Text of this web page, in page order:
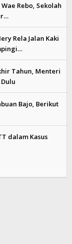
Rebo, Sekolah
Rela Jalan Kaki
Tahun, Menteri
Bajo, Berikut
dalam Kasus